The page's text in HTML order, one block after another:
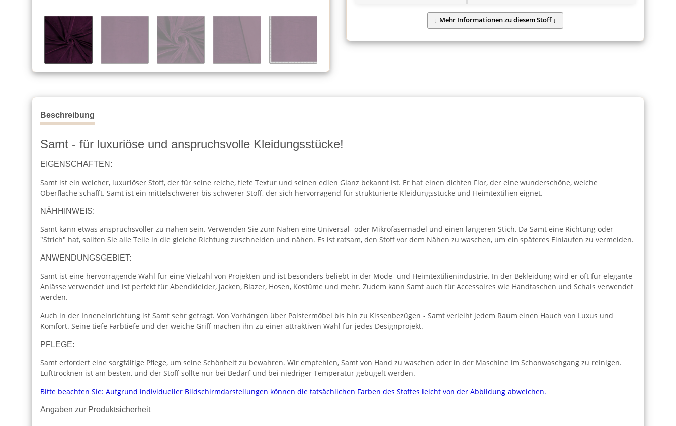
Beschreibung
Samt - für luxuriöse und anspruchsvolle Kleidungsstücke!
EIGENSCHAFTEN:
Samt ist ein weicher, luxuriöser Stoff, der für seine reiche, tiefe Textur und seinen edlen Glanz bekannt ist. Er hat einen dichten Flor, der eine wunderschöne, weiche
Oberfläche schafft. Samt ist ein mittelschwerer bis schwerer Stoff, der sich hervorragend für strukturierte Kleidungsstücke und Heimtextilien eignet.
NÄHHINWEIS:
Samt kann etwas anspruchsvoller zu nähen sein. Verwenden Sie zum Nähen eine Universal- oder Mikrofasernadel und einen längeren Stich. Da Samt eine Richtung oder
"Strich" hat, sollten Sie alle Teile in die gleiche Richtung zuschneiden und nähen. Es ist ratsam, den Stoff vor dem Nähen zu waschen, um ein späteres Einlaufen zu vermeiden.
ANWENDUNGSGEBIET:
Samt ist eine hervorragende Wahl für eine Vielzahl von Projekten und ist besonders beliebt in der Mode- und Heimtextilienindustrie. In der Bekleidung wird er oft für elegante
Anlässe verwendet und ist perfekt für Abendkleider, Jacken, Blazer, Hosen, Kostüme und mehr. Zudem kann Samt auch für Accessoires wie Handtaschen und Schals verwendet
werden.
Auch in der Inneneinrichtung ist Samt sehr gefragt. Von Vorhängen über Polstermöbel bis hin zu Kissenbezügen - Samt verleiht jedem Raum einen Hauch von Luxus und
Komfort. Seine tiefe Farbtiefe und der weiche Griff machen ihn zu einer attraktiven Wahl für jedes Designprojekt.
PFLEGE:
Samt erfordert eine sorgfältige Pflege, um seine Schönheit zu bewahren. Wir empfehlen, Samt von Hand zu waschen oder in der Maschine im Schonwaschgang zu reinigen.
Lufttrocknen ist am besten, und der Stoff sollte nur bei Bedarf und bei niedriger Temperatur gebügelt werden.
Bitte beachten Sie: Aufgrund individueller Bildschirmdarstellungen können die tatsächlichen Farben des Stoffes leicht von der Abbildung abweichen.
Angaben zur Produktsicherheit